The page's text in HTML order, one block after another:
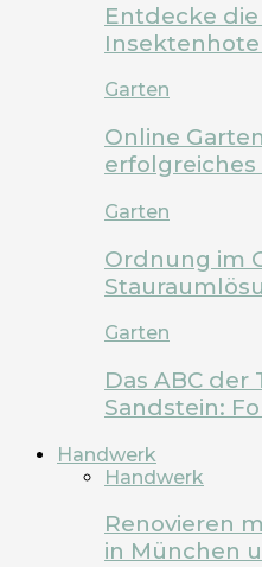
Entdecke
Garten
Online
Garten
Ordnung im
Garten
Das ABC der
Sandstein:
Handwerk
Handwerk
Renovieren
in München